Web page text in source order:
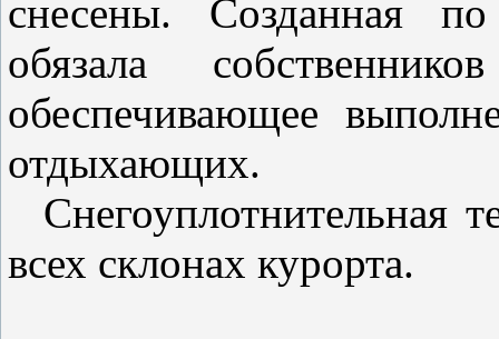
снесены. Созданная
обязала
обеспечивающее
отдыхающих.
Снегоуплотнительная
всех склонах курорта.